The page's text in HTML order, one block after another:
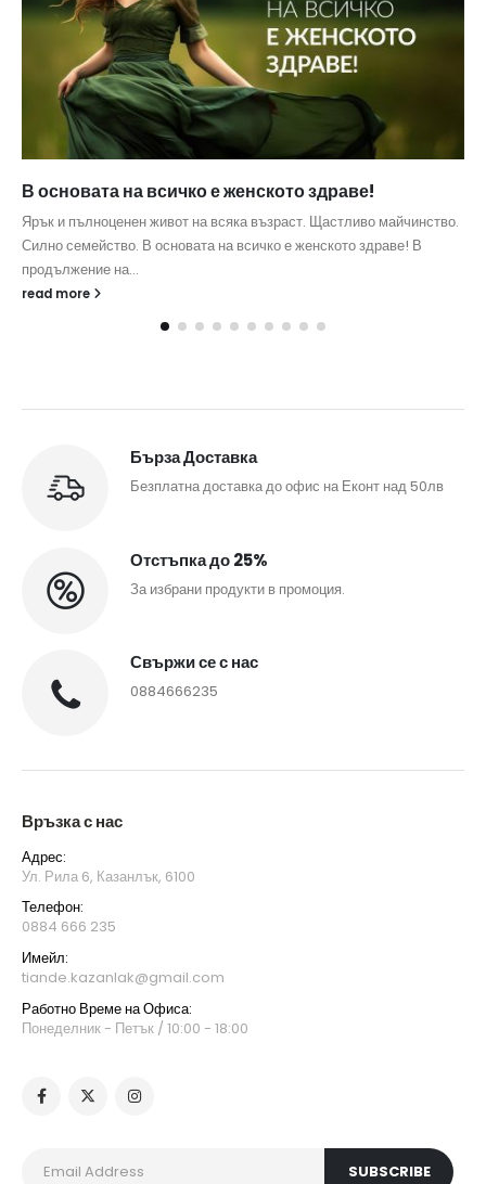
В основата на всичко е женското здраве!
Ярък и пълноценен живот на всяка възраст. Щастливо майчинство.
Силно семейство. В основата на всичко е женското здраве! В
продължение на...
read more
Бърза Доставка
Безплатна доставка до офис на Еконт над 50лв
Отстъпка до 25%
За избрани продукти в промоция.
Свържи се с нас
0884666235
Връзка с нас
Адрес:
Ул. Рила 6, Казанлък, 6100
Телефон:
0884 666 235
Имейл:
tiande.kazanlak@gmail.com
Работно Време на Офиса:
Понеделник - Петък / 10:00 - 18:00